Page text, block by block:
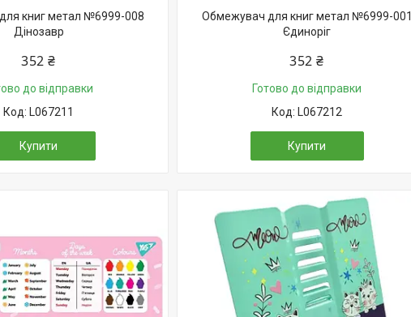
книг метал №6999-008
Дінозавр
352 ₴
до відправки
L067211
Купити
Обмежувач для книг метал №6999-001
Єдиноріг
352 ₴
Готово до відправки
L067212
Купити